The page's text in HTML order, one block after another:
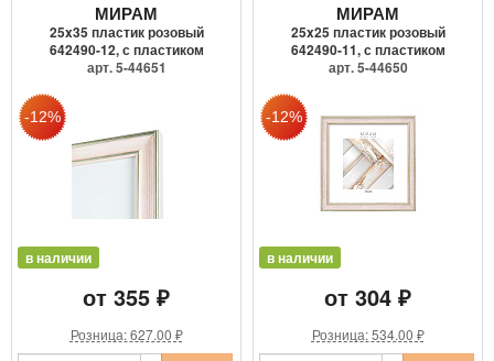
МИРАМ
25x35 пластик розовый
642490-12, с пластиком
арт. 5-44651
в наличии
от 355 ₽
Розница: 627.00 ₽
МИРАМ
25x25 пластик розовый
642490-11, с пластиком
арт. 5-44650
в наличии
от 304 ₽
Розница: 534.00 ₽